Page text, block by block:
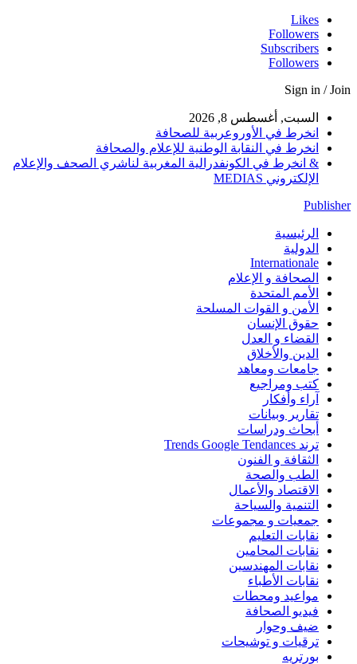
Likes
Followers
Subscribers
Followers
Sign in / Join
السبت, أغسطس 8, 2026
انخرط في الأوروعربية للصحافة
انخرط في النقابة الوطنية للإعلام والصحافة
& انخرط في الكونفدرالية المغربية لناشري الصحف والإعلام
الإلكتروني MEDIAS
Publisher
الرئيسية
الدولية
Internationale
الصحافة و الإعلام
الأمم المتحدة
الأمن و القوات المسلحة
حقوق الإنسان
القضاء و العدل
الدين والأخلاق
جامعات ومعاهد
كتب ومراجيع
آراء وأفكار
تقارير وبيانات
أبحاث ودراسات
ترند Trends Google Tendances
الثقافة و الفنون
الطب والصحة
الاقتصاد والأعمال
التنمية والسياحة
جمعيات و مجموعات
نقابات التعليم
نقابات المحامين
نقابات المهندسين
نقابات الأطباء
مواعيد ومحطات
فيديو الصحافة
ضيف وحوار
ترقيات و توشيحات
بورتريه